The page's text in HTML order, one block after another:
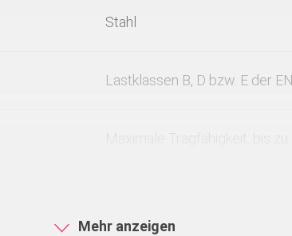
Stahl
Lastklassen B, D bzw. E der
die Logistik durch schnelle
Mehr anzeigen